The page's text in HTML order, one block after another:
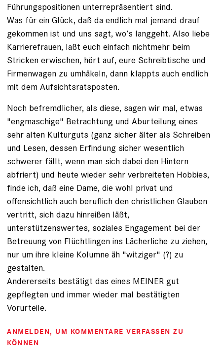
Führungspositionen unterrepräsentiert sind.
Was für ein Glück, daß da endlich mal jemand drauf
gekommen ist und uns sagt, wo’s langgeht. Also liebe
Karrierefrauen, laßt euch einfach nichtmehr beim
Stricken erwischen, hört auf, eure Schreibtische und
Firmenwagen zu umhäkeln, dann klappts auch endlich
mit dem Aufsichtsratsposten.
Noch befremdlicher, als diese, sagen wir mal, etwas
"engmaschige" Betrachtung und Aburteilung eines
sehr alten Kulturguts (ganz sicher älter als Schreiben
und Lesen, dessen Erfindung sicher wesentlich
schwerer fällt, wenn man sich dabei den Hintern
abfriert) und heute wieder sehr verbreiteten Hobbies,
finde ich, daß eine Dame, die wohl privat und
offensichtlich auch beruflich den christlichen Glauben
vertritt, sich dazu hinreißen läßt,
unterstützenswertes, soziales Engagement bei der
Betreuung von Flüchtlingen ins Lächerliche zu ziehen,
nur um ihre kleine Kolumne äh "witziger" (?) zu
gestalten.
Andererseits bestätigt das eines MEINER gut
gepflegten und immer wieder mal bestätigten
Vorurteile.
ANMELDEN, UM KOMMENTARE VERFASSEN ZU
KÖNNEN